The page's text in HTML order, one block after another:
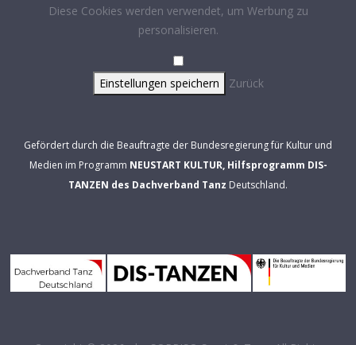
Diese Cookies werden verwendet, um Werbung zu
personalisieren.
Einstellungen speichern Zurück
Gefördert durch die Beauftragte der Bundesregierung für Kultur und
Medien im Programm NEUSTART KULTUR, Hilfsprogramm DIS-
TANZEN des Dachverband Tanz Deutschland.